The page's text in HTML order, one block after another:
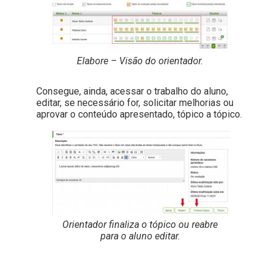
Elabore – Visão do orientador.
Consegue, ainda, acessar o trabalho do aluno,
editar, se necessário for, solicitar melhorias ou
aprovar o conteúdo apresentado, tópico a tópico.
Orientador finaliza o tópico ou reabre
para o aluno editar.